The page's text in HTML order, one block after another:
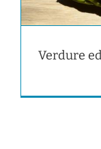
Verdure